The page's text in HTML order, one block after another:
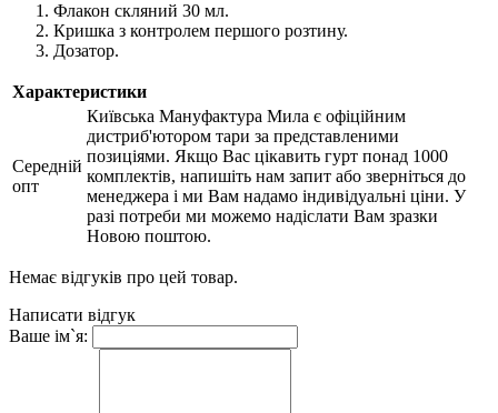
Флакон скляний 30 мл.
Кришка з контролем першого розтину.
Дозатор.
Характеристики
Середній
опт
Київська Мануфактура Мила є офіційним
дистриб'ютором тари за представленими
позиціями. Якщо Вас цікавить гурт понад 1000
комплектів, напишіть нам запит або зверніться до
менеджера і ми Вам надамо індивідуальні ціни. У
разі потреби ми можемо надіслати Вам зразки
Новою поштою.
Немає відгуків про цей товар.
Написати відгук
Ваше ім`я: